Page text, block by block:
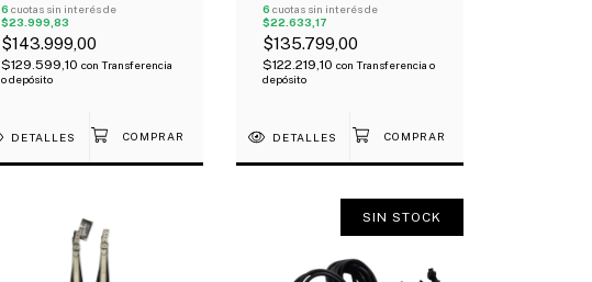
Con Control De Volumen
6 cuotas sin interés de
$23.999,83
$143.999,00
$129.599,10 con Transferencia
o depósito
DETALLES
Con Control De Volumen
6 cuotas sin interés de
$22.633,17
$135.799,00
$122.219,10 con Transferencia o
depósito
DETALLES
SIN STOCK